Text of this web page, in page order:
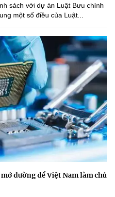
sách với dự án Luật Bưu chính
một số điều của Luật...
đường để Việt Nam làm chủ